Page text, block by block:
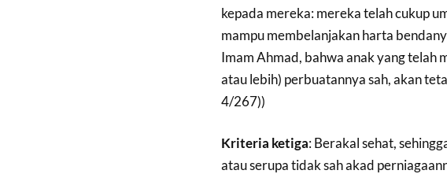
kepada mereka: mereka telah cukup
mampu membelanjakan harta
Imam Ahmad, bahwa anak yang
atau lebih) perbuatannya sah, akan
4/267))
Kriteria ketiga: Berakal sehat,
atau serupa tidak sah akad